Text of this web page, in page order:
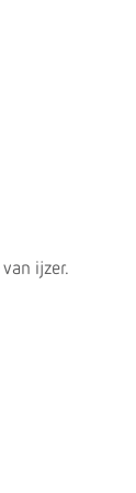
ijzer.